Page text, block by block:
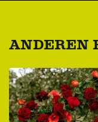
ANDEREN